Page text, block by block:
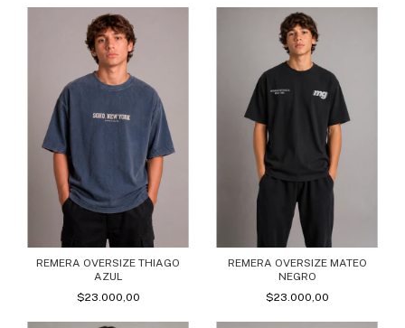
REMERA OVERSIZE THIAGO
AZUL
$23.000,00
REMERA OVERSIZE MATEO
NEGRO
$23.000,00